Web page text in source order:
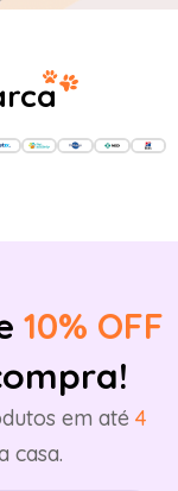
10% OFF
em até 4
casa.